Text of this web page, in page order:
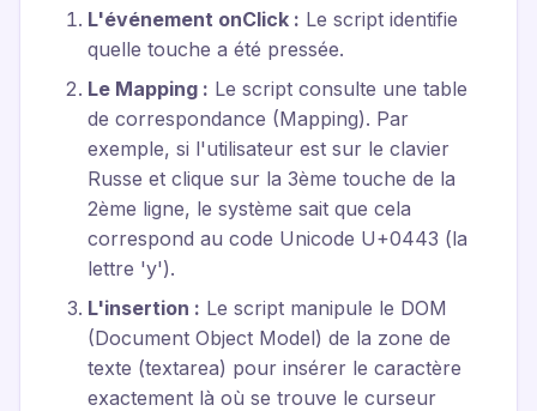
L'événement onClick : Le script identifie
quelle touche a été pressée.
Le Mapping : Le script consulte une table
de correspondance (Mapping). Par
exemple, si l'utilisateur est sur le clavier
Russe et clique sur la 3ème touche de la
2ème ligne, le système sait que cela
correspond au code Unicode U+0443 (la
lettre 'у').
L'insertion : Le script manipule le DOM
(Document Object Model) de la zone de
texte (textarea) pour insérer le caractère
exactement là où se trouve le curseur